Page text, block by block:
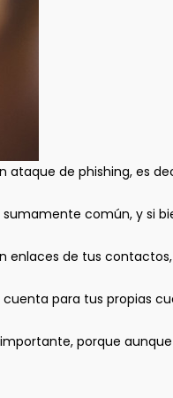
ataque de phishing, es
común, y si
enlaces de tus
para tus propias
porque